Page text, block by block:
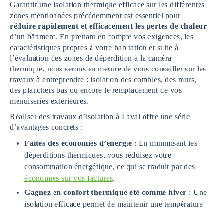
Garantir une isolation thermique efficace sur les différentes
zones mentionnées précédemment est essentiel pour
réduire rapidement et efficacement les pertes de chaleur
d’un bâtiment. En prenant en compte vos exigences, les
caractéristiques propres à votre habitation et suite à
l’évaluation des zones de déperdition à la caméra
thermique, nous serons en mesure de vous conseiller sur les
travaux à entreprendre : isolation des combles, des murs,
des planchers bas ou encore le remplacement de vos
menuiseries extérieures.
Réaliser des travaux d’isolation à Laval offre une série
d’avantages concrets :
Faites des économies d’énergie : En minimisant les
déperditions thermiques, vous réduisez votre
consommation énergétique, ce qui se traduit par des
économies sur vos factures.
Gagnez en confort thermique été comme hiver : Une
isolation efficace permet de maintenir une température